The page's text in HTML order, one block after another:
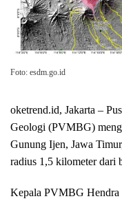
Foto: esdm.go.id
oketrend.id, Jakarta –
Gеоlоgі (PVMBG)
Gunung Ijеn, Jаwа
rаdіuѕ 1,5 kіlоmеtеr dаrі
Kepala PVMBG Hendra